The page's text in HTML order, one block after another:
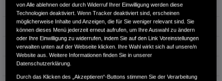
Kraftstoffart Benzin
Getriebe Automatik
Türen 5
Leistung
von Alle ablehnen oder durch Widerruf Ihrer Einwilligung werden diese
Technologien deaktiviert. Wenn Tracker deaktiviert sind, erscheinen
möglicherweise Inhalte und Anzeigen, die für Sie weniger relevant sind. Sie
können dieses Menü jederzeit erneut aufrufen, um Ihre Auswahl zu ändern
oder Ihre Einwilligung zu widerrufen, indem Sie auf den Link Voreinstellungen
verwalten unten auf der Webseite klicken. Ihre Wahl wirkt sich auf unsere/n
Website aus. Weitere Informationen finden Sie in unserer
Datenschutzerklärung.
Durch das Klicken des „Akzeptieren“-Buttons stimmen Sie der Verarbeitung